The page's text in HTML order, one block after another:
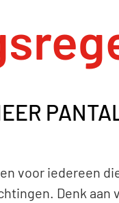
voor iedereen
Denk